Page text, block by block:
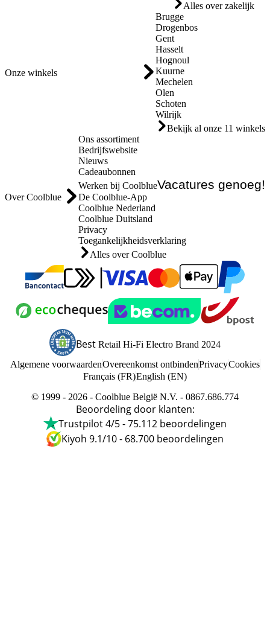
Alles over zakelijk
Onze winkels
Brugge
Drogenbos
Gent
Hasselt
Hognoul
Kuurne
Mechelen
Olen
Schoten
Wilrijk
Bekijk al onze 11 winkels
Over Coolblue
Ons assortiment
Bedrijfswebsite
Nieuws
Cadeaubonnen
Werken bij CoolblueVacatures genoeg!
De Coolblue-App
Coolblue Nederland
Coolblue Duitsland
Privacy
Toegankelijkheidsverklaring
Alles over Coolblue
Betalen met MasterCard en Visa via ClickToPay
Betalen met ApplePay
Betalen met
Betalen met Ecocheques
Trustprofile van Coolblue
Best Retail Hi-Fi Electro Brand 2024
Algemene voorwaardenOvereenkomst ontbindenPrivacyCookies
Français (FR)English (EN)
© 1999 - 2026 - Coolblue België N.V. - 0867.686.774
Beoordeling door klanten:
Trustpilot 4/5-75.112 beoordelingen
Kiyoh 9.1/10- 68.700 beoordelingen